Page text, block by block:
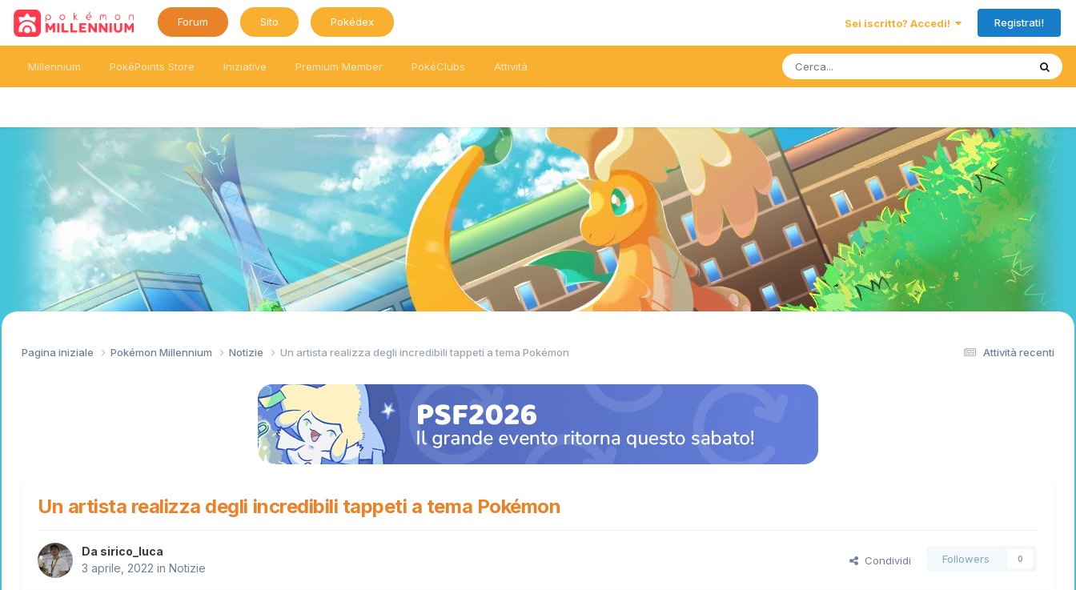
Forum Sito Pokédex Sei iscritto? Accedi! Registrati!
Millennium PokéPoints Store Iniziative Premium Member PokéClubs Attività
Attività recenti
Pagina iniziale Pokémon Millennium Notizie Un artista realizza degli incredibili tappeti a tema Pokémon
Un artista realizza degli incredibili tappeti a tema Pokémon
Da sirico_luca
3 aprile, 2022 in Notizie
Condividi Followers 0